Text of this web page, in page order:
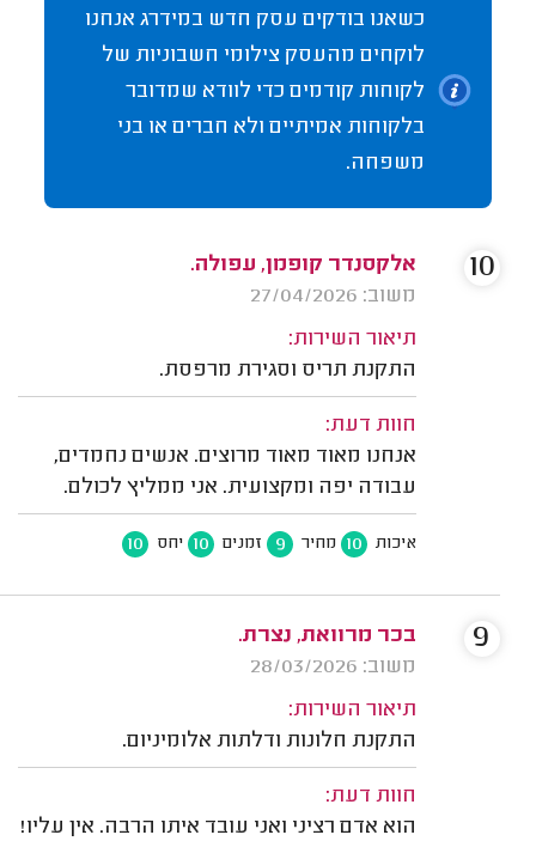
כשאנו בודקים עסק חדש במידרג אנחנו
לוקחים מהעסק צילומי חשבוניות של
לקוחות קודמים כדי לוודא שמדובר
בלקוחות אמיתיים ולא חברים או בני
משפחה.
אלקסנדר קופמן, עפולה.
משוב: 27/04/2026
תיאור השירות:
התקנת תריס וסגירת מרפסת.
חוות דעת:
אנחנו מאוד מאוד מרוצים. אנשים נחמדים,
עבודה יפה ומקצועית. אני ממליץ לכולם.
איכות 10 מחיר 9 זמנים 10 יחס 10
10
בכר מרוואת, נצרת.
משוב: 28/03/2026
תיאור השירות:
התקנת חלונות ודלתות אלומיניום.
חוות דעת:
הוא אדם רציני ואני עובד איתו הרבה. אין עליו!
9